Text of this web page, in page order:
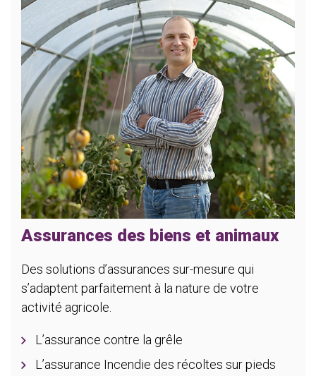
Assurances des biens et animaux
Des solutions d’assurances sur-mesure qui
s’adaptent parfaitement à la nature de votre
activité agricole.
L’assurance contre la grêle
L’assurance Incendie des récoltes sur pieds